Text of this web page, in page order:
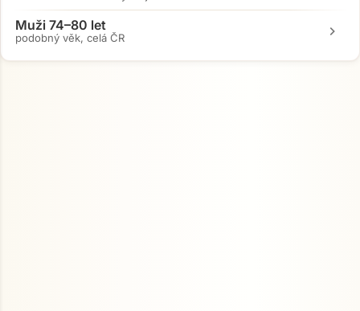
Muži 74–80 let
podobný věk, celá ČR chevron_right